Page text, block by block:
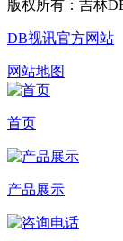
版权所有：吉林
DB视讯官方网站
网站地图
首页
产品展示